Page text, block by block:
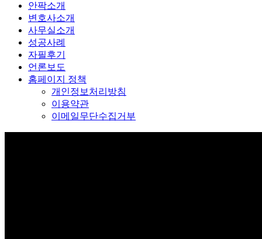
안팍소개
변호사소개
사무실소개
성공사례
자필후기
언론보도
홈페이지 정책
개인정보처리방침
이용약관
이메일무단수집거부